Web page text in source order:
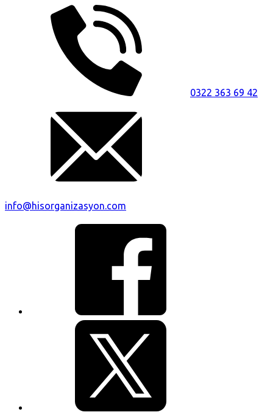
0322 363 69 42
info@hisorganizasyon.com